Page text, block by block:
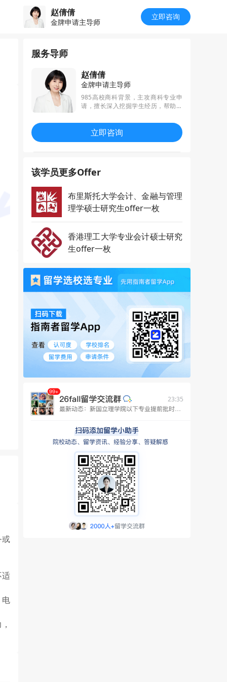
赵倩倩
金牌申请主导师
立即咨询
或
服务导师
赵倩倩
金牌申请主导师
985高校商科背景，主攻商科专业申
请，擅长深入挖掘学生经历，帮助学
势，秉承着“毅力才是永久的享受，行
动才能克服恐惧”的申请理念，助力学
生斩获多名名校录取。
立即咨询
该学员更多Offer
布里斯托大学会计、金融与管理
理学硕士研究生offer一枚
香港理工大学专业会计硕士研究
生offer一枚
23:35